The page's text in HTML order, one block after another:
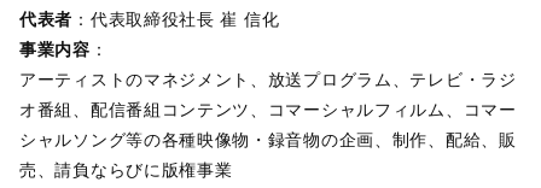
代表者 ：代表取締役社長 崔 信化
事業内容 ：
アーティストのマネジメント、放送プログラム、テレビ・ラジ
オ番組、配信番組コンテンツ、コマーシャルフィルム、コマー
シャルソング等の各種映像物・録音物の企画、制作、配給、販
売、請負ならびに版権事業